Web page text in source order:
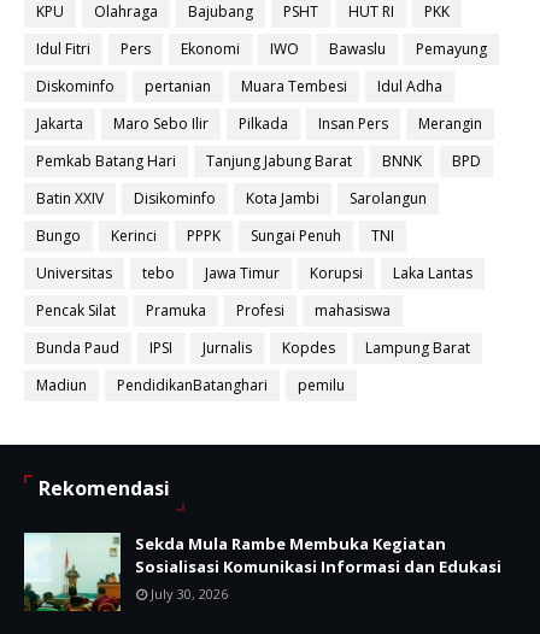
KPU
Olahraga Bajubang PSHT HUT RI
PKK
Idul Fitri
Pers Ekonomi IWO Bawaslu
Pemayung
Diskominfo
pertanian Muara Tembesi
Idul Adha
Jakarta
Maro Sebo Ilir Pilkada Insan Pers
Merangin
Pemkab Batang Hari
Tanjung Jabung Barat BNNK
BPD
Batin XXIV
Disikominfo Kota Jambi
Sarolangun
Bungo
Kerinci PPPK Sungai Penuh
TNI
Universitas
tebo Jawa Timur Korupsi
Laka Lantas
Pencak Silat
Pramuka Profesi
mahasiswa
Bunda Paud
IPSI Jurnalis Kopdes
Lampung Barat
Madiun
PendidikanBatanghari pemilu
Rekomendasi
Sekda Mula Rambe Membuka Kegiatan
Sosialisasi Komunikasi Informasi dan Edukasi
July 30, 2026